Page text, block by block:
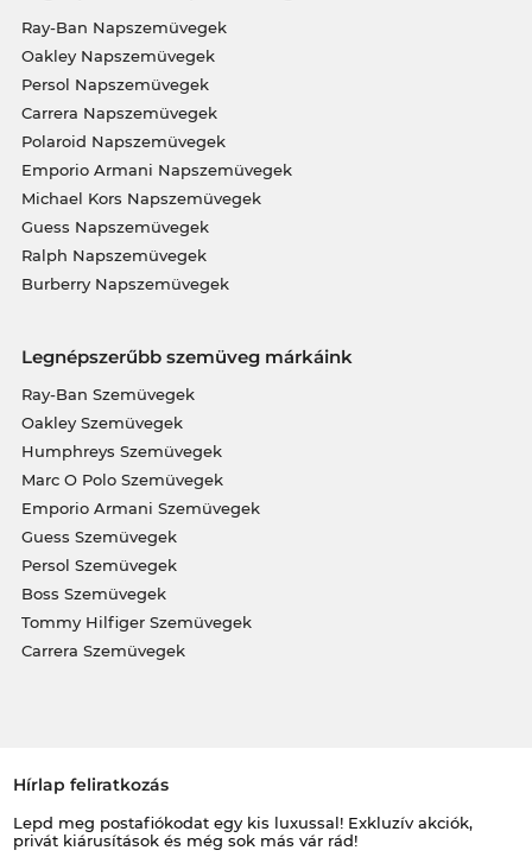
Ray-Ban Napszemüvegek
Oakley Napszemüvegek
Persol Napszemüvegek
Carrera Napszemüvegek
Polaroid Napszemüvegek
Emporio Armani Napszemüvegek
Michael Kors Napszemüvegek
Guess Napszemüvegek
Ralph Napszemüvegek
Burberry Napszemüvegek
Legnépszerűbb szemüveg márkáink
Ray-Ban Szemüvegek
Oakley Szemüvegek
Humphreys Szemüvegek
Marc O Polo Szemüvegek
Emporio Armani Szemüvegek
Guess Szemüvegek
Persol Szemüvegek
Boss Szemüvegek
Tommy Hilfiger Szemüvegek
Carrera Szemüvegek
Hírlap feliratkozás
Lepd meg postafiókodat egy kis luxussal! Exkluzív akciók,
privát kiárusítások és még sok más vár rád!